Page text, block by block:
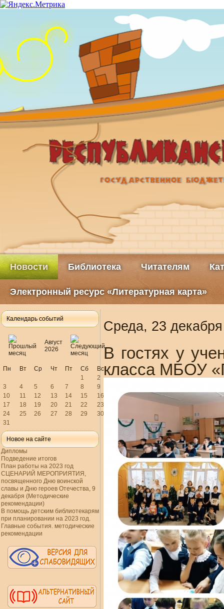
Новости Библиотека Читателям
Электронный ресурс «Литературная карта»
Календарь событий
Август
2026
Пн Вт Ср Чт Пт Сб
Вс
1
2
3
4 5 6 7 8
9
10
11 12 13 14 15
16
17
18 19 20 21 22
23
24
25 26 27 28 29
30
31
Новое на сайте
Дипломы
Подведение итогов
План работы на 2023 год
СЦЕНАРИЙ МЕРОПРИЯТИЯ,
посвященного Дню воинской
славы и Дню героев Отечества, 9
декабря (Методические
рекомендации)
В помощь детским библиотекарям
при планировании на 2023 год.
Главные события. методические
рекомендации
Среда, 23
В гостях у
класса МБОУ